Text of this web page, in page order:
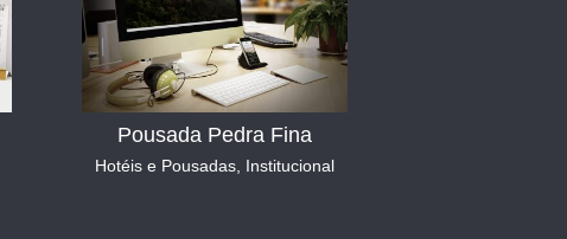
Pousada Pedra Fina
Hotéis e Pousadas Institucional